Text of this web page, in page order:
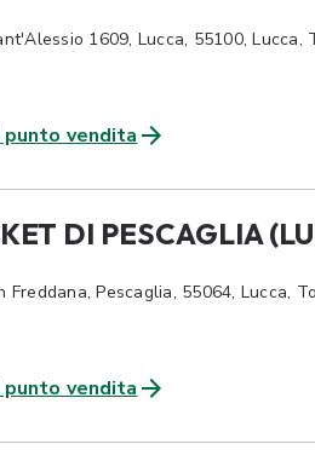
1609, Lucca, 55100, Lucca,
vendita
DI PESCAGLIA
Freddana, Pescaglia, 55064, Lucca,
vendita